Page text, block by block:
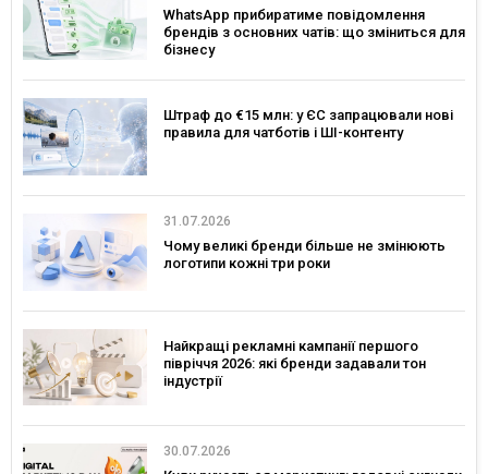
WhatsApp прибиратиме повідомлення
брендів з основних чатів: що зміниться для
бізнесу
Штраф до €15 млн: у ЄС запрацювали нові
правила для чатботів і ШІ-контенту
31.07.2026
Чому великі бренди більше не змінюють
логотипи кожні три роки
Найкращі рекламні кампанії першого
півріччя 2026: які бренди задавали тон
індустрії
30.07.2026